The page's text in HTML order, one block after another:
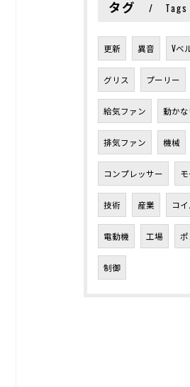
タグ Tags
更新 異音 Vベ
グリス プーリー
給気ファン 動かな
排気ファン 機械
コンプレッサー
技術 産業 コ
電動機 工場
制御